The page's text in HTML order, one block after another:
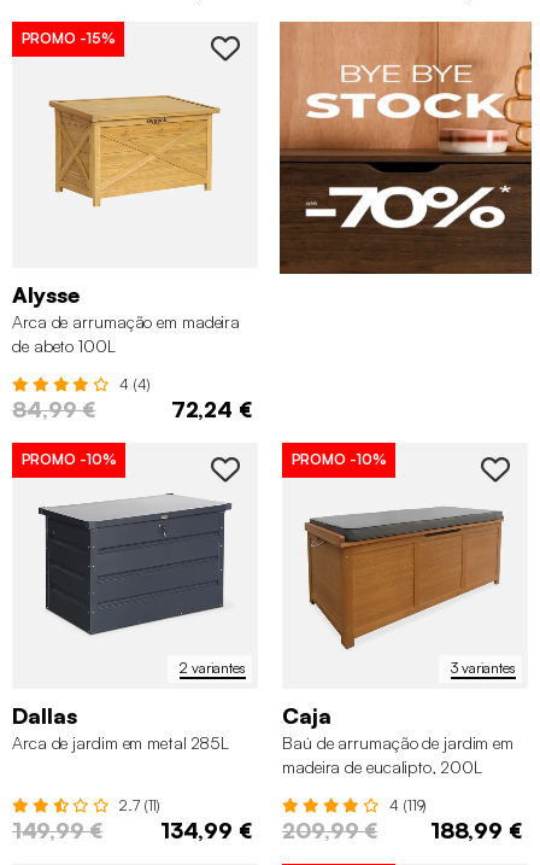
PROMO -15%
Alysse
Arca de arrumação em madeira
de abeto 100L
4 (4)
84,99 € 72,24 €
2 variantes
PROMO -10%
Dallas
Arca de jardim em metal 285L
2.7 (11)
149,99 € 134,99 €
3 variantes
PROMO -10%
Caja
Baú de arrumação de jardim em
madeira de eucalipto, 200L
4 (119)
209,99 € 188,99 €